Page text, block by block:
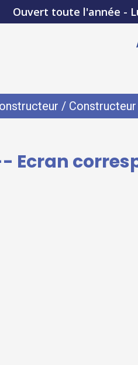
Ouvert toute l'année -
/ Constructeur
Ecran